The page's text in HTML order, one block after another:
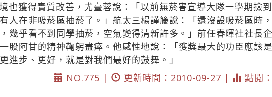
也獲得實質改善，尤臺蓉說：「以前無菸害宣導大隊一學期撿
人在非吸菸區抽菸了。」航太三楊謹籐說：「還沒設吸菸區時
幾乎看不到同學抽菸，空氣變得清新許多。」前任春暉社社長
股阿甘的精神鞠躬盡瘁。他感性地說：「獲獎最大的功臣應該
進步、更好，就是對我們最好的鼓舞。」
NO.775 |
更新時間：2010-09-27 | 點閱